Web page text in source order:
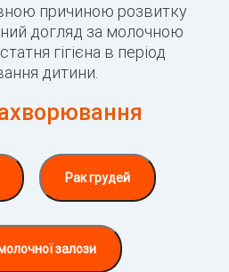
причиною розвитку
догляд за молочною
гігієна в період
дитини.
Рак грудей
залози